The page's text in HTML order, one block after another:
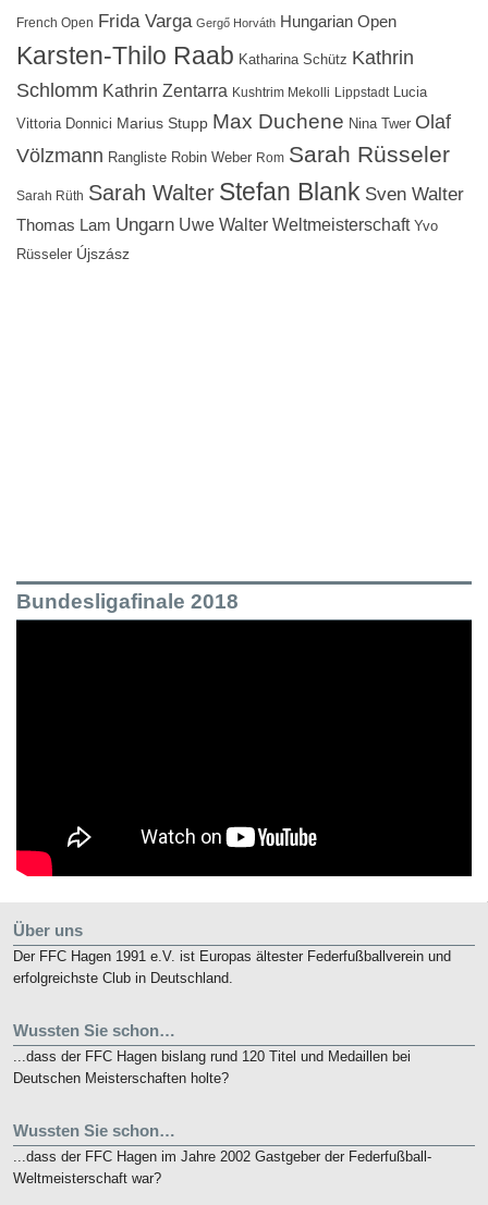
French Open Frida Varga Gergő Horváth Hungarian Open
Karsten-Thilo Raab Katharina Schütz Kathrin
Schlomm Kathrin Zentarra Kushtrim Mekolli Lippstadt Lucia
Vittoria Donnici Marius Stupp Max Duchene Nina Twer Olaf
Völzmann Rangliste Robin Weber Rom Sarah Rüsseler
Sarah Rüth Sarah Walter Stefan Blank Sven Walter
Thomas Lam Ungarn Uwe Walter Weltmeisterschaft Yvo
Rüsseler Újszász
Bundesligafinale 2018
Über uns
Der FFC Hagen 1991 e.V. ist Europas ältester Federfußballverein und
erfolgreichste Club in Deutschland.
Wussten Sie schon…
...dass der FFC Hagen bislang rund 120 Titel und Medaillen bei
Deutschen Meisterschaften holte?
Wussten Sie schon…
...dass der FFC Hagen im Jahre 2002 Gastgeber der Federfußball-
Weltmeisterschaft war?